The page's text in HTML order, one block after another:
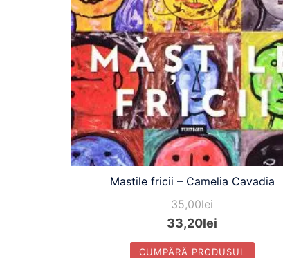
Mastile fricii – Camelia Cavadia
35,00lei
33,20lei
CUMPĂRĂ PRODUSUL